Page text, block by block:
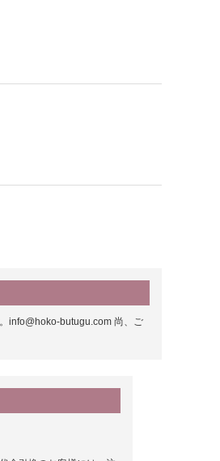
info@hoko-butugu.com 尚、ご